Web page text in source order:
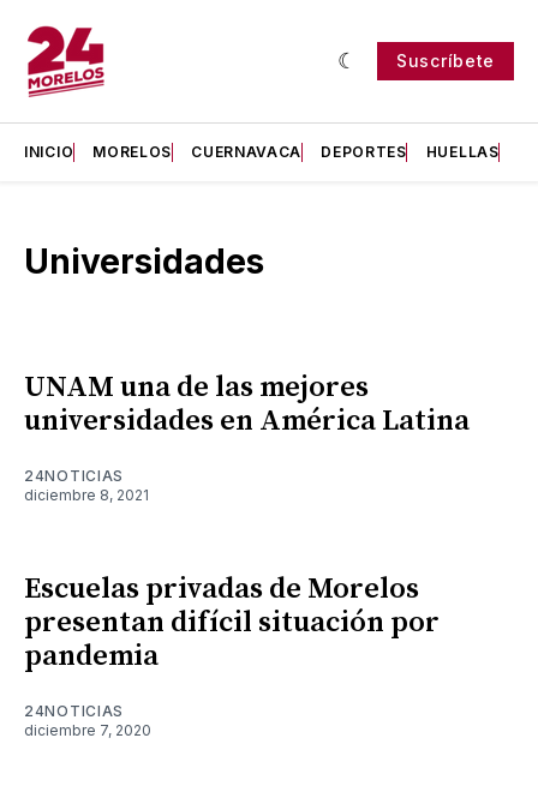
Suscríbete
INICIO MORELOS CUERNAVACA DEPORTES HUELLAS
Universidades
UNAM una de las mejores
universidades en América Latina
24NOTICIAS
diciembre 8, 2021
Escuelas privadas de Morelos
presentan difícil situación por
pandemia
24NOTICIAS
diciembre 7, 2020